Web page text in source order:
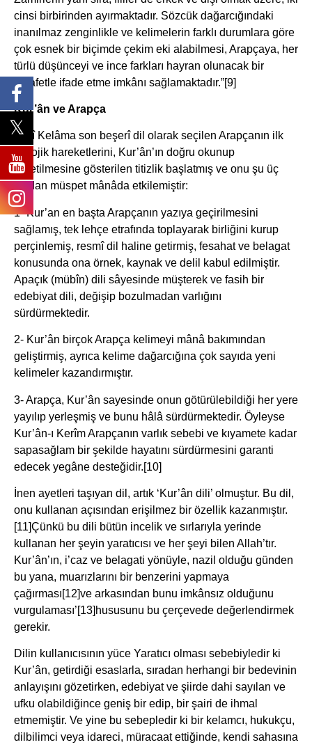
cinsi birbirinden ayırmaktadır. Sözcük dağarcığındaki
inanılmaz zenginlikle ve kelimelerin farklı durumlara göre
çok esnek bir biçimde çekim eki alabilmesi, Arapçaya, her
türlü düşünceyi ve ince farkları hayran olunacak bir
zarafetle ifade etme imkânı sağlamaktadır.”[9]
Kur’ân ve Arapça
İlâhî Kelâma son beşerî dil olarak seçilen Arapçanın ilk
filolojik hare­ketlerini, Kur’ân’ın doğru okunup
öğretilmesine gösterilen titizlik başlatmış ve onu şu üç
açıdan müspet mânâda etkilemiştir:
1- Kur’an en başta Arapçanın yazıya geçirilmesini
sağlamış, tek lehçe etrafında toplayarak birliğini kurup
perçinlemiş, resmî dil haline getirmiş, fesahat ve belagat
konusunda ona örnek, kaynak ve delil kabul edilmiştir.
Apaçık (mübîn) dili sâyesinde müşterek ve fasih bir
edebiyat dili, değişip bozulmadan varlığını
sürdürmektedir.
2- Kur’ân birçok Arapça kelimeyi mânâ bakımından
geliştirmiş, ayrıca kelime dağarcığına çok sayıda yeni
kelimeler kazandırmıştır.
3- Arapça, Kur’ân sayesinde onun götürülebildiği her yere
yayılıp yerleşmiş ve bunu hâlâ sürdürmektedir. Öyleyse
Kur’ân-ı Kerîm Arapçanın varlık sebebi ve kıyamete kadar
sapasağlam bir şekilde hayatını sürdürmesini garanti
edecek yegâne desteğidir.[10]
İnen ayetleri taşıyan dil, artık ‘Kur’ân dili’ olmuştur. Bu dil,
onu kullanan açısından erişilmez bir özellik kazanmıştır.
[11]Çünkü bu dili bütün incelik ve sırlarıyla yerinde
kullanan her şeyin yaratıcısı ve her şeyi bilen Allah’tır.
Kur’ân’ın, i’caz ve belagati yönüyle, nazil olduğu günden
bu yana, muarızlarını bir benzerini yapmaya
çağırması[12]ve arkasından bunu imkânsız olduğunu
vurgulaması’[13]hususunu bu çerçevede değerlendirmek
gerekir.
Dilin kullanıcısının yüce Yaratıcı olması sebebiyledir ki
Kur’ân, getirdiği esaslarla, sıradan herhangi bir bedevinin
anlayışını gözetirken, edebiyat ve şiirde dahi sayılan ve
ufku olabildiğince geniş bir edip, bir şairi de ihmal
etmemiştir. Ve yine bu sebepledir ki bir kelamcı, hukukçu,
dilbilimci veya idareci, müracaat ettiğinde, kendi sahasına